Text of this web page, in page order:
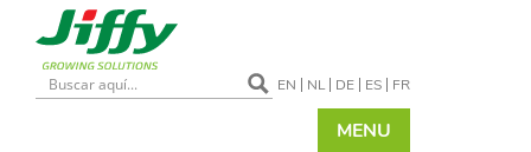
EN NL DE ES FR
MENU